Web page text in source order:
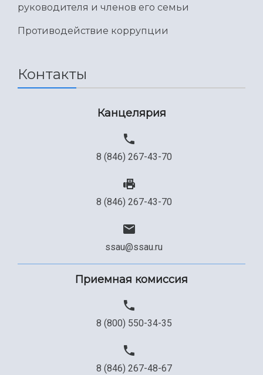
руководителя и членов его семьи
Противодействие коррупции
Контакты
Канцелярия
8 (846) 267-43-70
8 (846) 267-43-70
ssau@ssau.ru
Приемная комиссия
8 (800) 550-34-35
8 (846) 267-48-67